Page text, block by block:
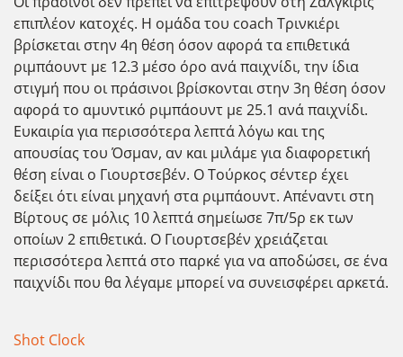
επιπλέον κατοχές. Η ομάδα του coach Τρινκιέρι
βρίσκεται στην 4η θέση όσον αφορά τα επιθετικά
ριμπάουντ με 12.3 μέσο όρο ανά παιχνίδι, την ίδια
στιγμή που οι πράσινοι βρίσκονται στην 3η θέση όσον
αφορά το αμυντικό ριμπάουντ με 25.1 ανά παιχνίδι.
Ευκαιρία για περισσότερα λεπτά λόγω και της
απουσίας του Όσμαν, αν και μιλάμε για διαφορετική
θέση είναι ο Γιουρτσεβέν. Ο Τούρκος σέντερ έχει
δείξει ότι είναι μηχανή στα ριμπάουντ. Απέναντι στη
Βίρτους σε μόλις 10 λεπτά σημείωσε 7π/5ρ εκ των
οποίων 2 επιθετικά. Ο Γιουρτσεβέν χρειάζεται
περισσότερα λεπτά στο παρκέ για να αποδώσει, σε ένα
παιχνίδι που θα λέγαμε μπορεί να συνεισφέρει αρκετά.
Shot Clock